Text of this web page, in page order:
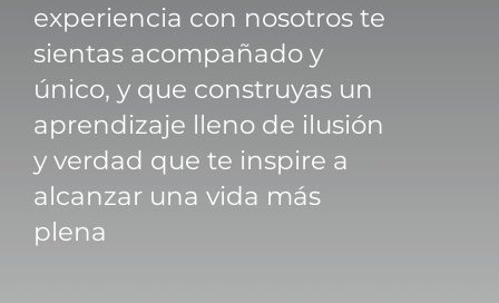
experiencia con nosotros te
sientas acompañado y
único, y que construyas un
aprendizaje lleno de ilusión
y verdad que te inspire a
alcanzar una vida más
plena